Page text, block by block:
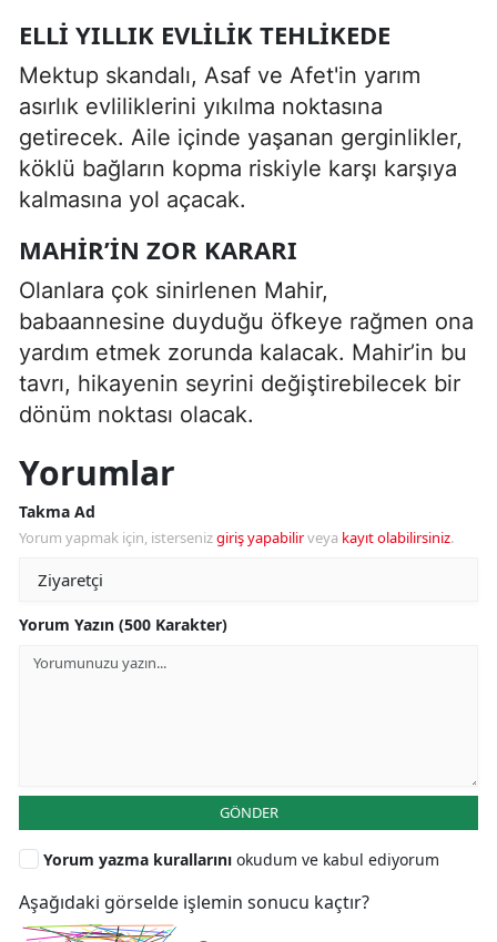
ELLI YILLIK EVLILIK TEHLIKEDE
Mektup skandalı, Asaf ve Afet'in yarım
asırlık evliliklerini yıkılma noktasına
getirecek. Aile içinde yaşanan gerginlikler,
köklü bağların kopma riskiyle karşı karşıya
kalmasına yol açacak.
MAHIR’IN ZOR KARARI
Olanlara çok sinirlenen Mahir,
babaannesine duyduğu öfkeye rağmen ona
yardım etmek zorunda kalacak. Mahir’in bu
tavrı, hikayenin seyrini değiştirebilecek bir
dönüm noktası olacak.
Yorumlar
Takma Ad
Yorum yapmak için, istersenizgiriş yapabilirveya kayıt olabilirsiniz.
Yorum Yazın (500 Karakter)
GÖNDER
Yorum yazma kurallarını okudum ve kabul ediyorum
Aşağıdaki görselde işlemin sonucu kaçtır?